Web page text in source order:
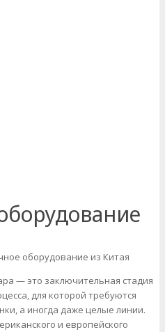
оборудование из Китая
— это заключительная стадия
для которой требуются
а иногда даже целые линии.
и европейского